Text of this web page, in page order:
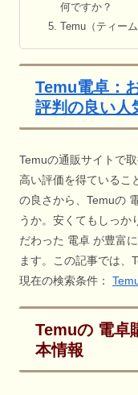
何ですか？
Temu（ティー
Temu電卓：
評判の良い人
Temuの通販サイトで
高い評価を得ているこ
の良さから、Temuの
うか。安くてもしっか
だわった 電卓 が豊富
ます。この記事では、
現在の検索条件：
Temuの 電卓
本情報